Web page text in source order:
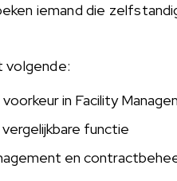
iemand die
volgende:
in Facility
vergelijkbare functie
en